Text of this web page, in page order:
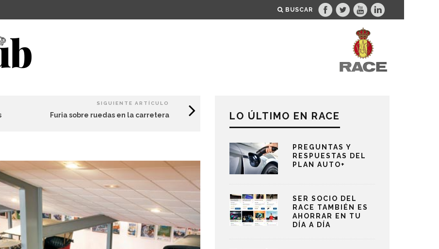
BUSCAR
SIGUIENTE ARTÍCULO
Furia sobre ruedas en la carretera LO ÚLTIMO EN RACE
PREGUNTAS Y
RESPUESTAS DEL
PLAN AUTO+
SER SOCIO DEL
RACE TAMBIÉN ES
AHORRAR EN TU
DÍA A DÍA